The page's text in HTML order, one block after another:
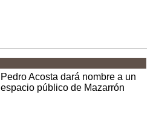
Pedro Acosta dará nombre a un
espacio público de Mazarrón